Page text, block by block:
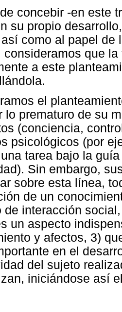
concebir -en este
su propio
como al papel de
consideramos que
a este
el
lo prematuro de su
(conciencia,
psicológicos (por
tarea bajo la
Sin embargo,
sobre esta línea,
de un
de interacción
un aspecto
y afectos, 3)
en el
del sujeto
iniciándose así